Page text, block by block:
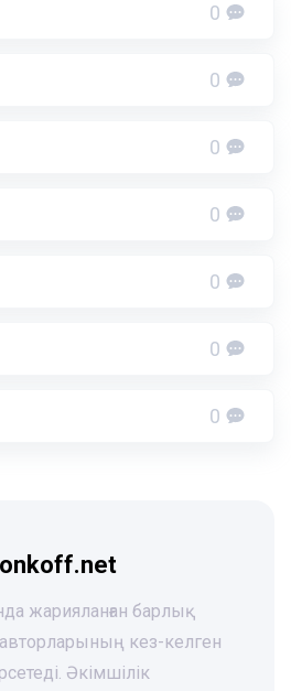
0
0
0
0
0
0
0
жарияланған барлық
кез-келген
Әкімшілік